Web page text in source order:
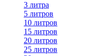
3 литра
5 литров
10 литров
15 литров
20 литров
25 литров